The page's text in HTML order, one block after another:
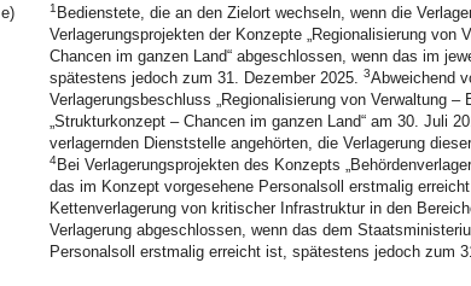
e)
1 Bedienstete, die an den Zielort wechseln, wenn die
Verlagerungsprojekten der Konzepte „Regionalisierung von
Chancen im ganzen Land“ abgeschlossen, wenn das im
spätestens jedoch zum 31. Dezember 2025. 3Abweichend
Verlagerungsbeschluss „Regionalisierung von Verwaltung
„Strukturkonzept – Chancen im ganzen Land“ am 30. Juli
verlagernden Dienststelle angehörten, die Verlagerung
4Bei Verlagerungsprojekten des Konzepts
das im Konzept vorgesehene Personalsoll erstmalig
Kettenverlagerung von kritischer Infrastruktur in den
Verlagerung abgeschlossen, wenn das dem
Personalsoll erstmalig erreicht ist, spätestens jedoch zum